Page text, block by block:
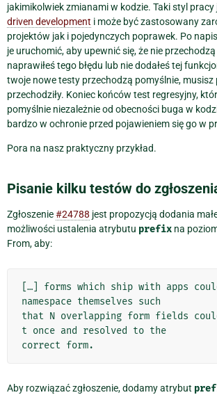
jakimikolwiek zmianami w kodzie. Taki styl
driven development i może być zastosowany
projektów jak i pojedynczych poprawek. Po
je uruchomić, aby upewnić się, że nie
naprawiłeś tego błędu lub nie dodałeś tej
twoje nowe testy przechodzą pomyślnie, musisz
przechodziły. Koniec końców test regresyjny,
pomyślnie niezależnie od obecności buga w
bardzo w ochronie przed pojawieniem się go w
Pora na nasz praktyczny przykład.
Pisanie kilku testów do
Zgłoszenie#24788 jest propozycją dodania
możliwości ustalenia atrybutu prefix na
From, aby:
[…] forms which ship with apps
namespace themselves such
that N overlapping form fields could
t once and resolved to the
Aby rozwiązać zgłoszenie, dodamy atrybut